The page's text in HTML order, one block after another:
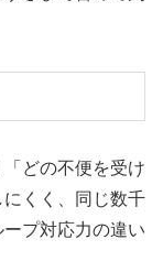
どの不便を受け
くく、同じ数千
プ対応力の違い